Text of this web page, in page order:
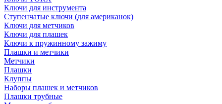
Ключи для инструмента
Ступенчатые ключи (для американок)
Ключи для метчиков
Ключи для плашек
Ключи к пружинному зажиму
Плашки и метчики
Метчики
Плашки
Клуппы
Наборы плашек и метчиков
Плашки трубные